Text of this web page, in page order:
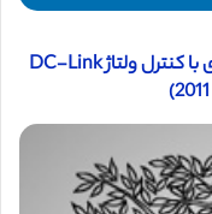
دانلود ترجمه مقاله فیلترهای اکتیو هیبریدی با کنترل ولتاژ DC-Link